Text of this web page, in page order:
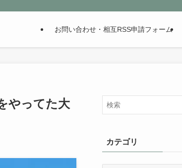
界を探求しよう。歴史が苦手な人も魅了するまとめサイトです。
お問い合わせ・相互RSS申請フォーム
やってた大
カテゴリ